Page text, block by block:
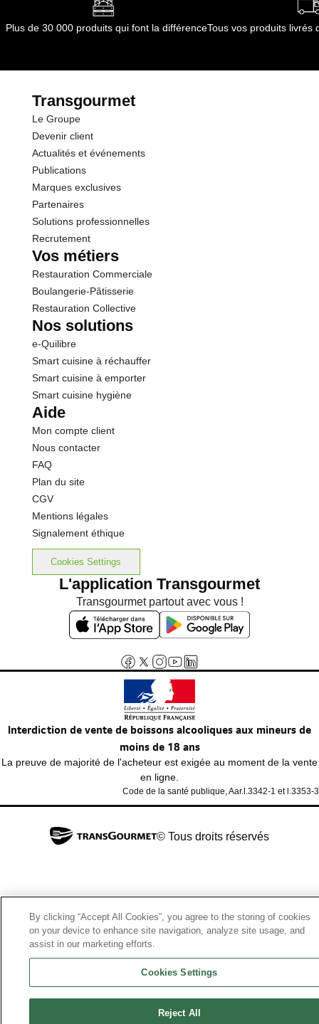
dont Acides gras saturés 0.00 g
dont Sucres
Protéines
Sel
Sodium
Plus de 30 000 produits qui font la différenceTous vos produits livrés
Transgourmet
Le Groupe
Devenir client
Actualités et événements
Publications
Marques exclusives
Partenaires
Solutions professionnelles
Recrutement
Vos métiers
Restauration Commerciale
Boulangerie-Pâtisserie
Restauration Collective
Nos solutions
e-Quilibre
Smart cuisine à réchauffer
Smart cuisine à emporter
Smart cuisine hygiène
Aide
Mon compte client
Nous contacter
FAQ
Plan du site
CGV
Mentions légales
Signalement éthique
Cookies Settings
L'application Transgourmet
Transgourmet partout avec vous !
Interdiction de vente de boissons alcooliques aux mineurs de
moins de 18 ans
La preuve de majorité de l'acheteur est exigée au moment de la vente
en ligne.
Code de la santé publique, Aar.l.3342-1 et l.3353-3
© Tous droits réservés
By clicking “Accept All Cookies”, you agree to the storing of cookies
on your device to enhance site navigation, analyze site usage, and
assist in our marketing efforts.
Cookies Settings
Reject All